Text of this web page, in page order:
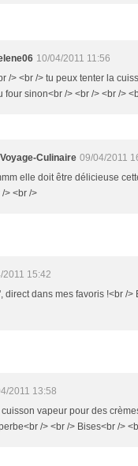
10/04/2011 11:56
/> <br /> tu peux tenter la
four sinon<br /> <br /> <br />
Culinaire 09/04/2011
elle doit être délicieuse
> <br />
2011 15:42
direct dans mes favoris !<br />
2011 13:58
vapeur pour des
/> <br /> Bises<br />